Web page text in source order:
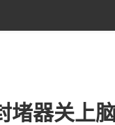
堵器关上